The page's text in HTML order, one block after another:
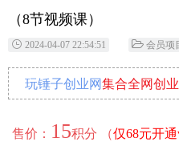
（8节视频课）
2024-04-07 22:54:51 会员项
玩锤子创业网集合全网创
售价： 15积分 （仅68元开